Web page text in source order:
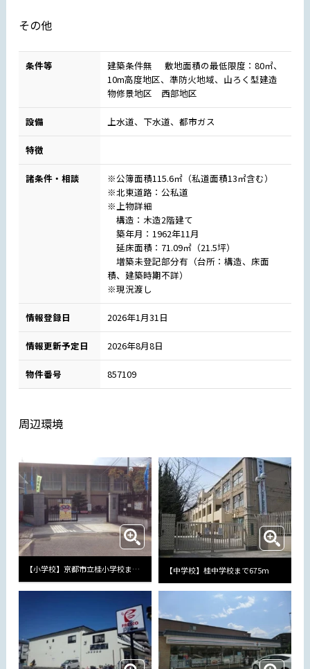
その他
条件等
建築条件無 敷地面積の最低限度：80㎡、
10m高度地区、準防火地域、山ろく型建造
物修景地区 西部地区
設備 上水道、下水道、都市ガス
特徴
諸条件・相談
※公簿面積115.6㎡（私道面積13㎡含む）
※北東道路：公私道
※上物詳細
構造：木造2階建て
築年月：1962年11月
延床面積：71.09㎡（21.5坪）
増築未登記部分有（台所：構造、床面
積、建築時期不詳）
※現況渡し
情報登録日 2026年1月31日
情報更新予定日 2026年8月8日
物件番号 857109
周辺環境
【小学校】京都市立桂小学校まで583m 【中学校】桂中学校まで675m